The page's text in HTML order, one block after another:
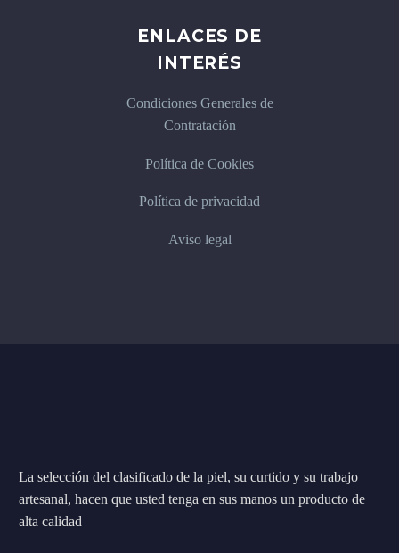
ENLACES DE
INTERÉS
Condiciones Generales de
Contratación
Política de Cookies
Política de privacidad
Aviso legal
La selección del clasificado de la piel, su curtido y su trabajo
artesanal, hacen que usted tenga en sus manos un producto de
alta calidad